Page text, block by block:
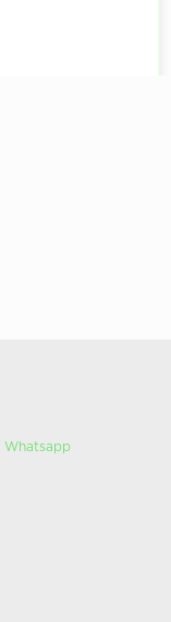
Whatsapp